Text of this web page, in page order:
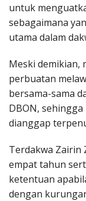
untuk
sebagaimana
utama dalam
Meski demikian,
perbuatan
bersama-sama
DBON,
dianggap
Terdakwa Zairin
empat tahun
ketentuan
dengan